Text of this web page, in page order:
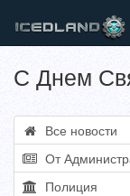
С Днем
Все новости
От
Полиция